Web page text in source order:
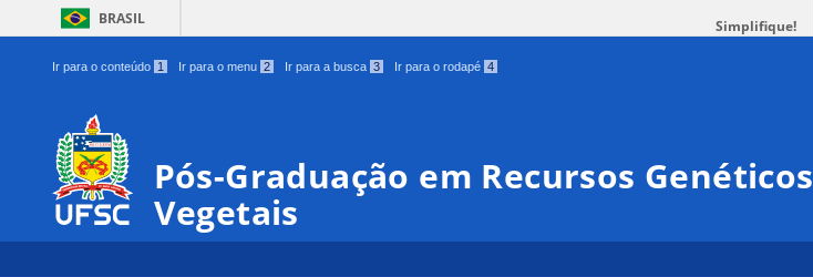
BRASIL Simplifique!
Ir para o conteúdo 1 Ir para o menu 2 Ir para a busca 3 Ir para o rodapé 4
Pós-Graduação em Recursos Genéticos
Vegetais